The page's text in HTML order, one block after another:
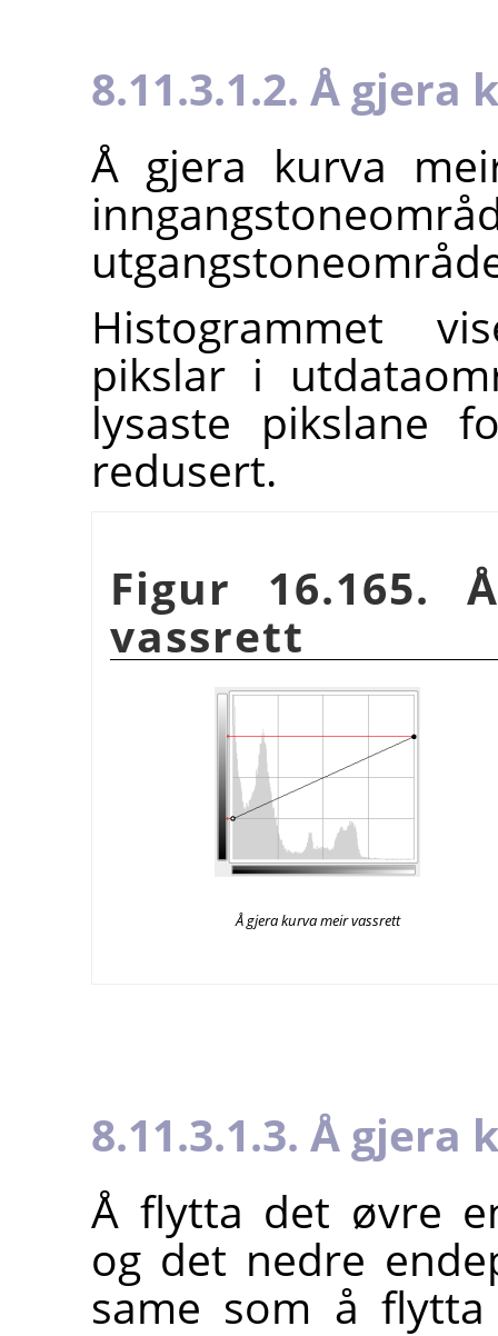
8.11.3.1.2. Å
Å gjera kurva
Histogrammet
pikslar i
lysaste pikslane
redusert.
Figur 16.165.
vassrett
Å gjera kurva meir vassrett
8.11.3.1.3. Å
Å flytta det øvre
og det nedre
same som å